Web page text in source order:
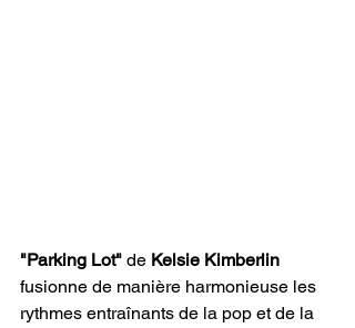
"Parking Lot" de Kelsie Kimberlin
fusionne de manière harmonieuse les
rythmes entraînants de la pop et de la